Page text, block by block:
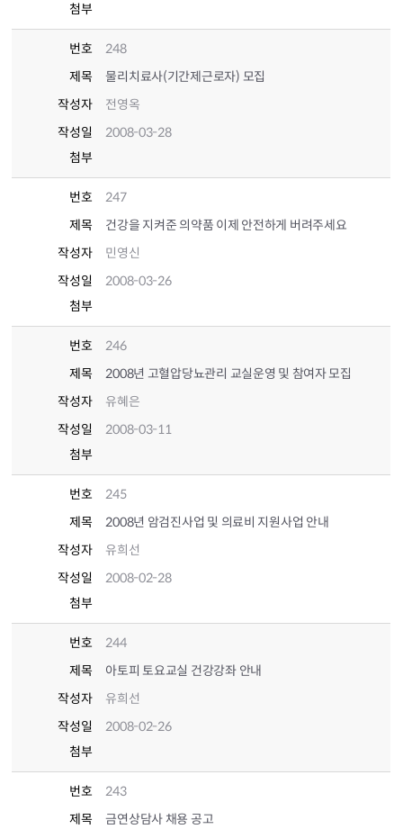
첨부
번호
248
제목
물리치료사(기간제근로자) 모집
작성자
전영옥
작성일
2008-03-28
첨부
번호
247
제목
건강을 지켜준 의약품 이제 안전하게 버려주세요
작성자
민영신
작성일
2008-03-26
첨부
번호
246
제목
2008년 고혈압당뇨관리 교실운영 및 참여자 모집
작성자
유혜은
작성일
2008-03-11
첨부
번호
245
제목
2008년 암검진사업 및 의료비 지원사업 안내
작성자
유희선
작성일
2008-02-28
첨부
번호
244
제목
아토피 토요교실 건강강좌 안내
작성자
유희선
작성일
2008-02-26
첨부
번호
243
제목
금연상담사 채용 공고